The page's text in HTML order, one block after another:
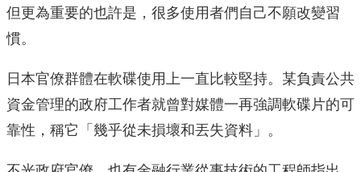
但更為重要的也許是，很多使用者們自己不願改變習
慣。
日本官僚群體在軟碟使用上一直比較堅持。某負責公共
資金管理的政府工作者就曾對媒體一再強調軟碟片的可
靠性，稱它「幾乎從未損壞和丟失資料」。